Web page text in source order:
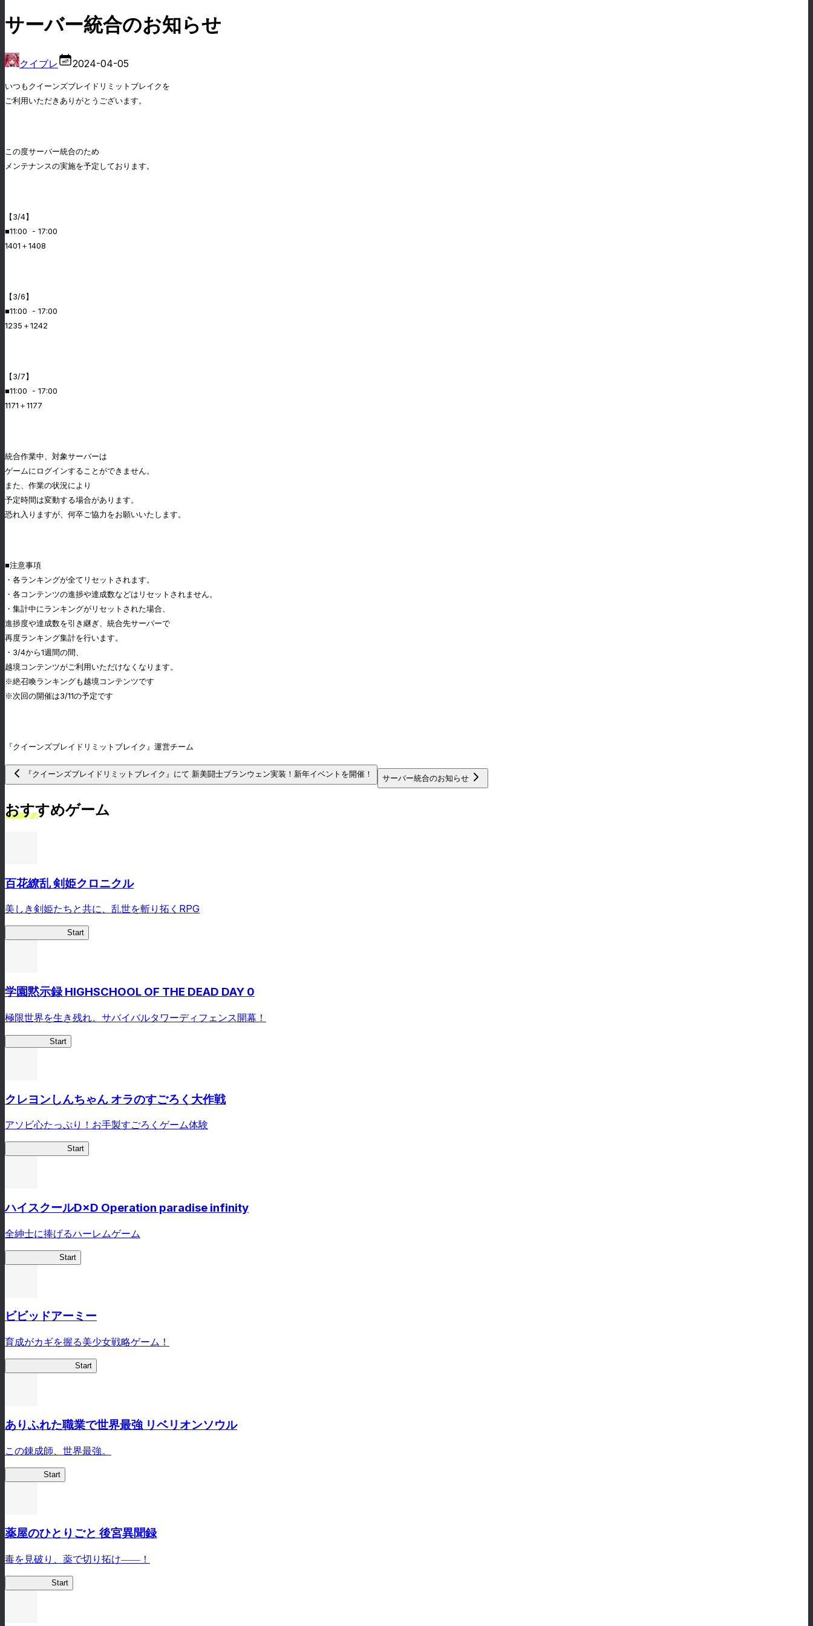
サーバー統合のお知らせ
クイブレ 2024-04-05
いつもクイーンズブレイドリミットブレイクを
ご利用いただきありがとうございます。
この度サーバー統合のため
メンテナンスの実施を予定しております。
【3/4】
■11:00 - 17:00
1401＋1408
【3/6】
■11:00 - 17:00
1235＋1242
【3/7】
■11:00 - 17:00
1171＋1177
統合作業中、対象サーバーは
ゲームにログインすることができません。
また、作業の状況により
予定時間は変動する場合があります。
恐れ入りますが、何卒ご協力をお願いいたします。
■注意事項
・各ランキングが全てリセットされます。
・各コンテンツの進捗や達成数などはリセットされません。
・集計中にランキングがリセットされた場合、
進捗度や達成数を引き継ぎ、統合先サーバーで
再度ランキング集計を行います。
・3/4から1週間の間、
越境コンテンツがご利用いただけなくなります。
※絶召喚ランキングも越境コンテンツです
※次回の開催は3/11の予定です
『クイーンズブレイドリミットブレイク』運営チーム
『クイーンズブレイドリミットブレイク』にて 新美闘士ブランウェン実装！新年イベントを開催！ サーバー統合のお知らせ
おすすめゲーム
百花繚乱 剣姫クロニクル
美しき剣姫たちと共に、乱世を斬り拓くRPG
Start
学園黙示録 HIGHSCHOOL OF THE DEAD DAY 0
極限世界を生き残れ。サバイバルタワーディフェンス開幕！
Start
クレヨンしんちゃん オラのすごろく大作戦
アソビ心たっぷり！お手製すごろくゲーム体験
Start
ハイスクールD×D Operation paradise infinity
全紳士に捧げるハーレムゲーム
Start
ビビッドアーミー
育成がカギを握る美少女戦略ゲーム！
Start
ありふれた職業で世界最強 リベリオンソウル
この錬成師、世界最強。
Start
薬屋のひとりごと 後宮異聞録
毒を見破り、薬で切り拓け――！
Start